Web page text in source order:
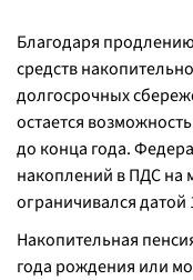
Благодаря
средств
долгосрочных
остается
до конца года.
накоплений в ПДС на
ограничивался датой
Накопительная
года рождения или